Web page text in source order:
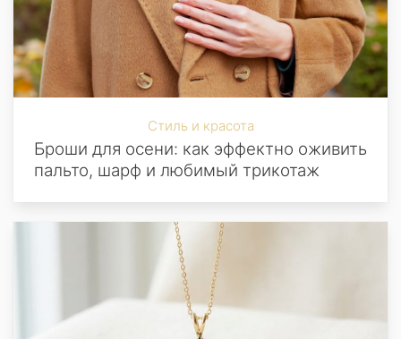
Стиль и красота
Броши для осени: как эффектно оживить
пальто, шарф и любимый трикотаж